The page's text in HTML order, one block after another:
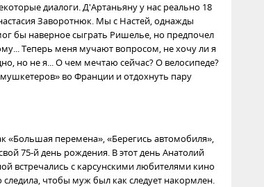
диалоги. Д'Артаньяну у нас реально 18
Заворотнюк. Мы с Настей, однажды
бы наверное сыграть Ришелье, но предпочел
Теперь меня мучают вопросом, не хочу ли я
но не я... О чем мечтаю сейчас? О велосипеде?
во Франции и отдохнуть пару
«Большая перемена», «Берегись автомобиля»,
75-й день рождения. В этот день Анатолий
встречались с карсунскими любителями кино
чтобы муж был как следует накормлен.